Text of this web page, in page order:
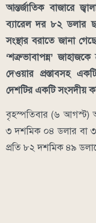
আন্তর্জাতিক বাজারে
ব্যারেল দর ৮২ ডলার
সংস্থার বরাতে জানা
‘শত্রুভাবাপন্ন’
দেওয়ার প্রস্তাবসহ
দেশটির একটি সংসদীয়
বৃহস্পতিবার (৬ আগস্ট)
৩ দশমিক ০৪ ডলার বা
প্রতি ৮২ দশমিক ৪৯